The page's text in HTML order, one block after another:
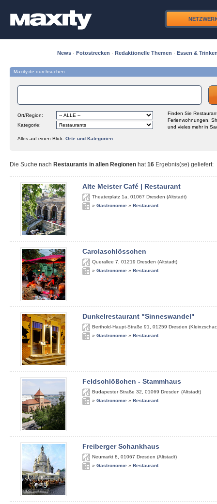
News · Fotostrecken · Redaktionelle Themen · Essen &
Maxity.de durchsuchen
Ort/Region:
Kategorie:
Finden Sie
Ferienwohnungen,
und vieles mehr in
Alles auf einen Blick: Orte und Kategorien
Die Suche nach Restaurants in allen Regionen hat16 Ergebnis(se) geliefert:
Alte Meister Café | Restaurant
Theaterplatz 1a 01067 Dresden (Altstadt)
» Gastronomie » Restaurant
Carolaschlösschen
Querallee 7 01219 Dresden (Altstadt)
» Gastronomie » Restaurant
Dunkelrestaurant "Sinneswandel"
Berthold-Haupt-Straße 91 01259 Dresden
» Gastronomie » Restaurant
Feldschlößchen - Stammhaus
Budapester Straße 32 01069 Dresden (Altstadt)
» Gastronomie » Restaurant
Freiberger Schankhaus
Neumarkt 8 01067 Dresden (Altstadt)
» Gastronomie » Restaurant